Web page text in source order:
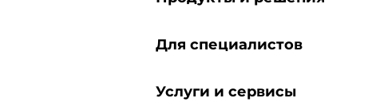
Для специалистов
Услуги и сервисы